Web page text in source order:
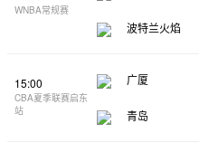
WNBA常规赛
波特兰火焰
15:00
CBA夏季联赛启东
站
广厦
青岛